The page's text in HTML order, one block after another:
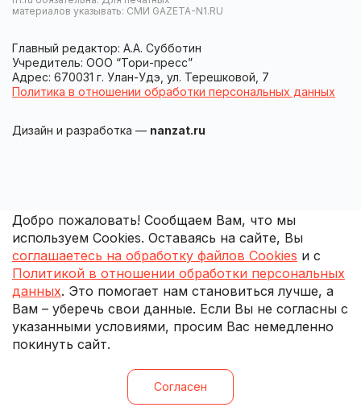
материалов указывать: СМИ GAZETA-N1.RU
Главный редактор: А.А. Субботин
Учредитель: ООО “Тори-пресс”
Адрес: 670031 г. Улан-Удэ, ул. Терешковой, 7
Политика в отношении обработки персональных данных
Дизайн и разработка — nanzat.ru
Добро пожаловать! Сообщаем Вам, что мы
используем Cookies. Оставаясь на сайте, Вы
соглашаетесь на обработку файлов Cookies и с
Политикой в отношении обработки персональных
данных. Это помогает нам становиться лучше, а
Вам – уберечь свои данные. Если Вы не согласны с
указанными условиями, просим Вас немедленно
покинуть сайт.
Согласен